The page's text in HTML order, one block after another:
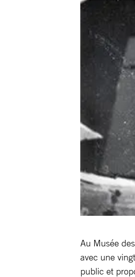
Au Musée
avec une
public et